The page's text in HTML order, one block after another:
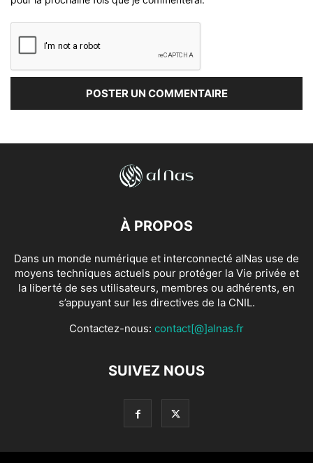
À PROPOS
Dans un monde numérique et interconnecté alNas use de
moyens techniques actuels pour protéger la Vie privée et
la liberté de ses utilisateurs, membres ou adhérents, en
s’appuyant sur les directives de la CNIL.
Contactez-nous: contact[@]alnas.fr
SUIVEZ NOUS